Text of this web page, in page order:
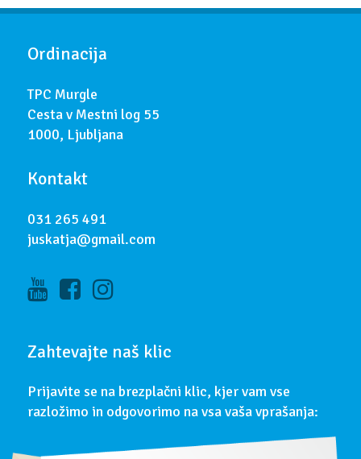
Ordinacija
TPC Murgle
Cesta v Mestni log 55
1000, Ljubljana
Kontakt
031 265 491
juskatja@gmail.com
Zahtevajte naš klic
Prijavite se na brezplačni klic, kjer vam vse
razložimo in odgovorimo na vsa vaša vprašanja: